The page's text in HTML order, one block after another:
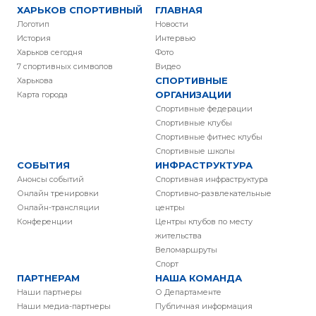
ХАРЬКОВ СПОРТИВНЫЙ
Логотип
История
Харьков сегодня
7 спортивных символов
Харькова
Карта города
ГЛАВНАЯ
Новости
Интервью
Фото
Видео
СПОРТИВНЫЕ
ОРГАНИЗАЦИИ
Спортивные федерации
Спортивные клубы
Спортивные фитнес клубы
Спортивные школы
СОБЫТИЯ
Анонсы событий
Онлайн тренировки
Онлайн-трансляции
Конференции
ИНФРАСТРУКТУРА
Спортивная инфраструктура
Спортивно-развлекательные
центры
Центры клубов по месту
жительства
Веломаршруты
Спорт
ПАРТНЕРАМ
Наши партнеры
Наши медиа-партнеры
НАША КОМАНДА
О Департаменте
Публичная информация